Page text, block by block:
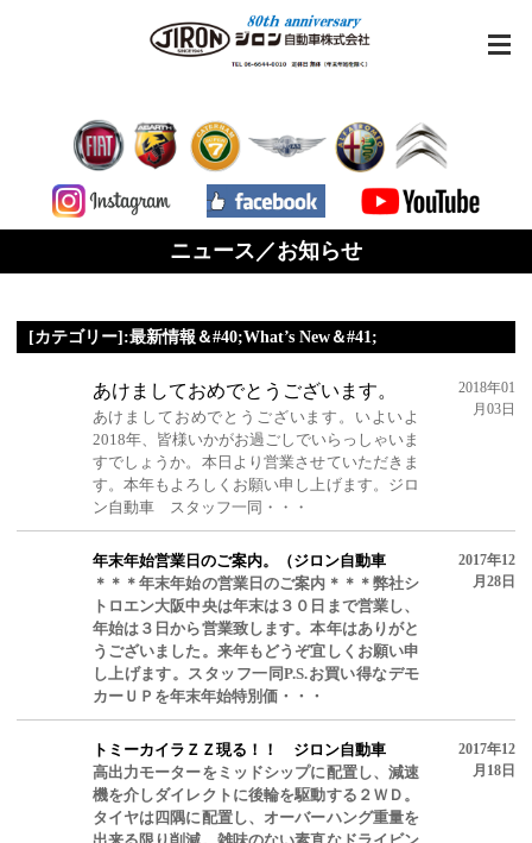
ニュース／お知らせ
[カテゴリー]:最新情報＆#40;What’s New＆#41;
あけましておめでとうございます。
あけましておめでとうございます。いよいよ
2018年、皆様いかがお過ごしでいらっしゃいま
すでしょうか。本日より営業させていただきま
す。本年もよろしくお願い申し上げます。ジロ
ン自動車 スタッフ一同・・・
2018年01
月03日
年末年始営業日のご案内。（ジロン自動車
＊＊＊年末年始の営業日のご案内＊＊＊弊社シ
トロエン大阪中央は年末は３０日まで営業し、
年始は３日から営業致します。本年はありがと
うございました。来年もどうぞ宜しくお願い申
し上げます。スタッフ一同P.S.お買い得なデモ
カーＵＰを年末年始特別価・・・
2017年12
月28日
トミーカイラＺＺ現る！！ ジロン自動車
高出力モーターをミッドシップに配置し、減速
機を介しダイレクトに後輪を駆動する２ＷＤ。
タイヤは四隅に配置し、オーバーハング重量を
2017年12
月18日